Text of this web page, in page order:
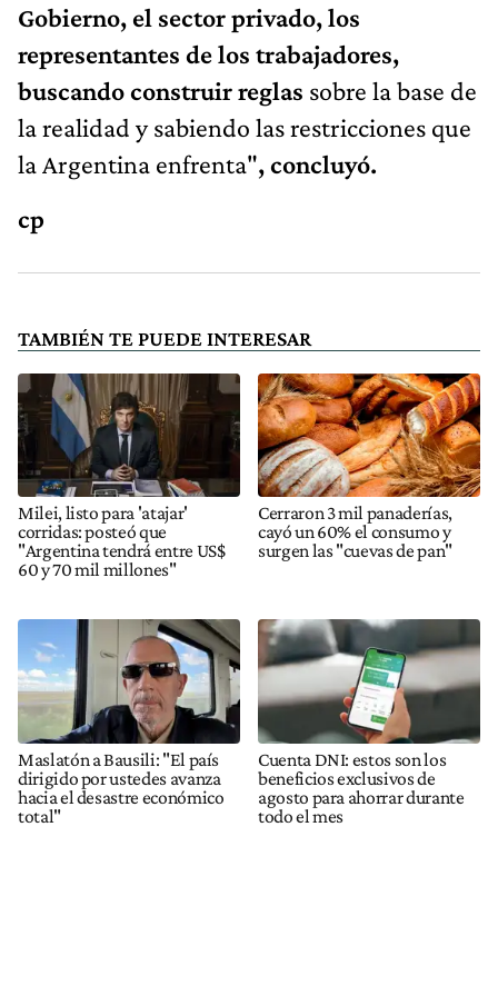
Gobierno, el sector privado, los
representantes de los trabajadores,
buscando construir reglas sobre la base de
la realidad y sabiendo las restricciones que
la Argentina enfrenta", concluyó.
cp
TAMBIÉN TE PUEDE INTERESAR
Milei, listo para 'atajar'
corridas: posteó que
"Argentina tendrá entre US$
60 y 70 mil millones"
Cerraron 3 mil panaderías,
cayó un 60% el consumo y
surgen las "cuevas de pan"
Maslatón a Bausili: "El país
dirigido por ustedes avanza
hacia el desastre económico
total"
Cuenta DNI: estos son los
beneficios exclusivos de
agosto para ahorrar durante
todo el mes